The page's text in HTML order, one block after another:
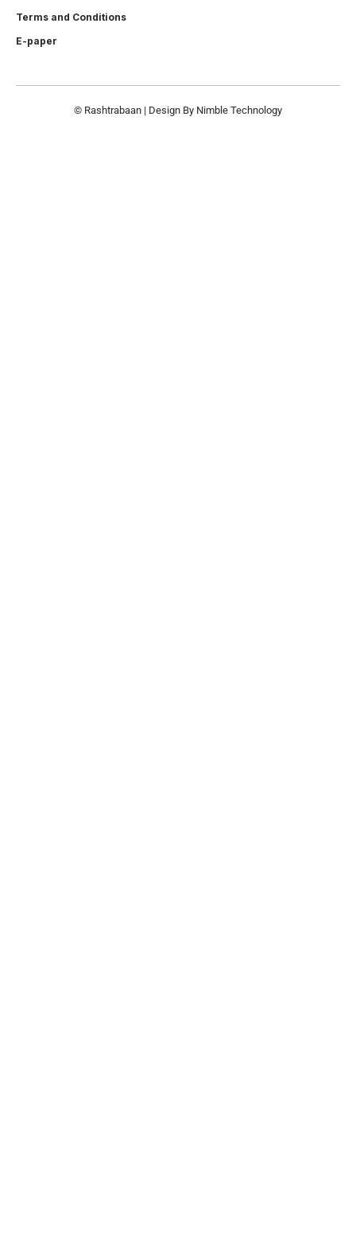
Terms and Conditions
E-paper
© Rashtrabaan | Design By Nimble Technology